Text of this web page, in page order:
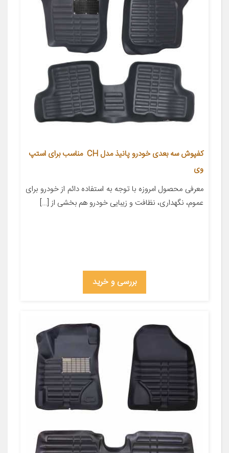
کفپوش سه بعدی خودرو پانیذ مدل CH مناسب برای استپ
وی
معرفی محصول امروزه با توجه به استفاده دائم از خودرو برای
عموم، نگهداری، نظافت و زیبایی خودرو هم بخشی از […]
بررسی و خرید